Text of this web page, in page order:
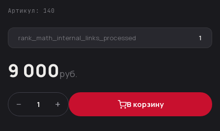
Артикул: 140
rank_math_internal_links_processed 1
9 000руб.
− 1 + В корзину